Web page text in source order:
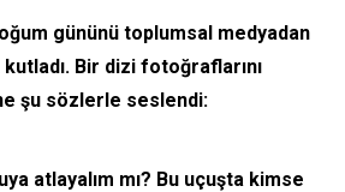
gününü toplumsal medyadan
kutladı. Bir dizi fotoğraflarını
şu sözlerle seslendi:
atlayalım mı? Bu uçuşta kimse